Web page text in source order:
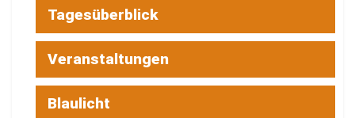
Tagesüberblick
Veranstaltungen
Blaulicht